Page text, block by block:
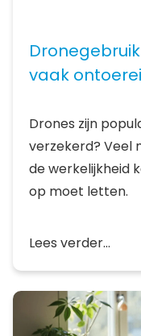
vaak
Drones zijn
verzekerd? Veel
de werkelijkheid
op moet letten.
Lees verder...